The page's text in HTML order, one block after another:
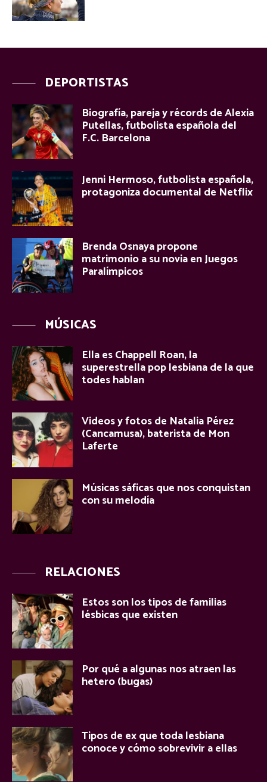
DEPORTISTAS
Biografía, pareja y récords de Alexia
Putellas, futbolista española del
F.C. Barcelona
Jenni Hermoso, futbolista española,
protagoniza documental de Netflix
Brenda Osnaya propone
matrimonio a su novia en Juegos
Paralímpicos
MÚSICAS
Ella es Chappell Roan, la
superestrella pop lesbiana de la que
todes hablan
Videos y fotos de Natalia Pérez
(Cancamusa), baterista de Mon
Laferte
Músicas sáficas que nos conquistan
con su melodía
RELACIONES
Estos son los tipos de familias
lésbicas que existen
Por qué a algunas nos atraen las
hetero (bugas)
Tipos de ex que toda lesbiana
conoce y cómo sobrevivir a ellas